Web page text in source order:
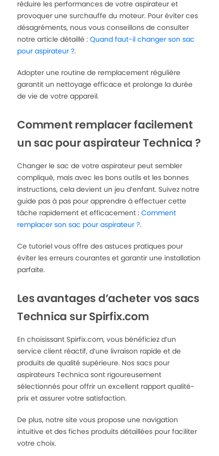
réduire les performances de votre aspirateur et
provoquer une surchauffe du moteur. Pour éviter ces
désagréments, nous vous conseillons de consulter
notre article détaillé : Quand faut-il changer son sac
pour aspirateur ?.
Adopter une routine de remplacement régulière
garantit un nettoyage efficace et prolonge la durée
de vie de votre appareil.
Comment remplacer facilement
un sac pour aspirateur Technica ?
Changer le sac de votre aspirateur peut sembler
compliqué, mais avec les bons outils et les bonnes
instructions, cela devient un jeu d’enfant. Suivez notre
guide pas à pas pour apprendre à effectuer cette
tâche rapidement et efficacement : Comment
remplacer son sac pour aspirateur ?.
Ce tutoriel vous offre des astuces pratiques pour
éviter les erreurs courantes et garantir une installation
parfaite.
Les avantages d’acheter vos sacs
Technica sur Spirfix.com
En choisissant Spirfix.com, vous bénéficiez d’un
service client réactif, d’une livraison rapide et de
produits de qualité supérieure. Nos sacs pour
aspirateurs Technica sont rigoureusement
sélectionnés pour offrir un excellent rapport qualité-
prix et assurer votre satisfaction.
De plus, notre site vous propose une navigation
intuitive et des fiches produits détaillées pour faciliter
votre choix.